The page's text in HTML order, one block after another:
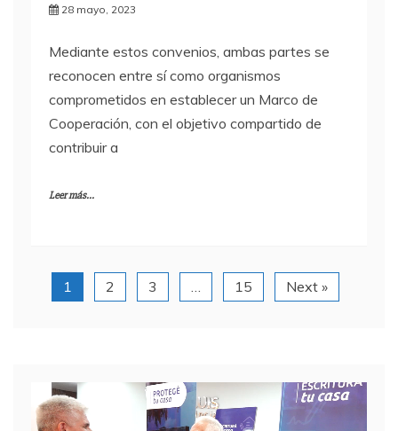
28 mayo, 2023
Mediante estos convenios, ambas partes se
reconocen entre sí como organismos
comprometidos en establecer un Marco de
Cooperación, con el objetivo compartido de
contribuir a
Leer más...
1 2 3 … 15 Next »
Reproductor
de